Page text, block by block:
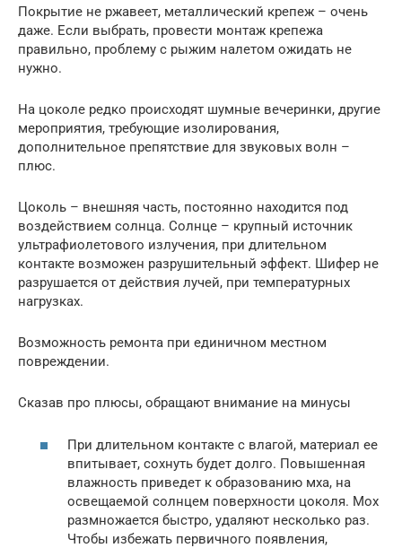
Покрытие не ржавеет, металлический крепеж – очень
даже. Если выбрать, провести монтаж крепежа
правильно, проблему с рыжим налетом ожидать не
нужно.
На цоколе редко происходят шумные вечеринки, другие
мероприятия, требующие изолирования,
дополнительное препятствие для звуковых волн –
плюс.
Цоколь – внешняя часть, постоянно находится под
воздействием солнца. Солнце – крупный источник
ультрафиолетового излучения, при длительном
контакте возможен разрушительный эффект. Шифер не
разрушается от действия лучей, при температурных
нагрузках.
Возможность ремонта при единичном местном
повреждении.
Сказав про плюсы, обращают внимание на минусы
При длительном контакте с влагой, материал ее
впитывает, сохнуть будет долго. Повышенная
влажность приведет к образованию мха, на
освещаемой солнцем поверхности цоколя. Мох
размножается быстро, удаляют несколько раз.
Чтобы избежать первичного появления,